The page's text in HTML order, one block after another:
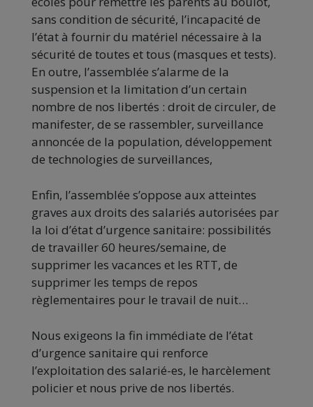
sans condition de sécurité, l’incapacité de
l’état à fournir du matériel nécessaire à la
sécurité de toutes et tous (masques et tests).
En outre, l’assemblée s’alarme de la
suspension et la limitation d’un certain
nombre de nos libertés : droit de circuler, de
manifester, de se rassembler, surveillance
annoncée de la population, développement
de technologies de surveillances,
Enfin, l’assemblée s’oppose aux atteintes
graves aux droits des salariés autorisées par
la loi d’état d’urgence sanitaire: possibilités
de travailler 60 heures/semaine, de
supprimer les vacances et les RTT, de
supprimer les temps de repos
règlementaires pour le travail de nuit…
Nous exigeons la fin immédiate de l’état
d’urgence sanitaire qui renforce
l’exploitation des salarié-es, le harcèlement
policier et nous prive de nos libertés.